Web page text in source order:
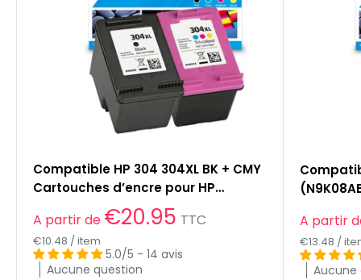
Compatible HP 304 304XL BK + CMY
Cartouches d’encre pour HP
DeskJet 3760/ DeskJet 3762/
DeskJet 2620
Prix
réduit
A partir de €20.95 TTC
€10.48 /item
5.0/5 - 14 avis
Aucune question
Prix
réduit
A partir
€13.48 /
Aucune